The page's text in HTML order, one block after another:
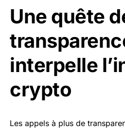
Une quête
interpelle
crypto
Les appels à plus de